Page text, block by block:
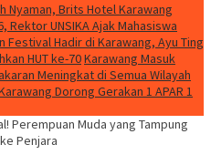
Nyaman, Brits Hotel Karawang
Rektor UNSIKA Ajak Mahasiswa
Festival Hadir di Karawang, Ayu Ting
HUT ke-70Karawang Masuk
Meningkat di Semua Wilayah
Dorong Gerakan 1 APAR 1
Perempuan Muda yang Tampung
Penjara